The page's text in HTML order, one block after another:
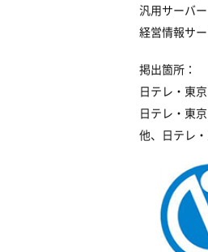
汎用サーバ
経営情報サ
掲出箇所：
日テレ・東
日テレ・東
他、日テレ